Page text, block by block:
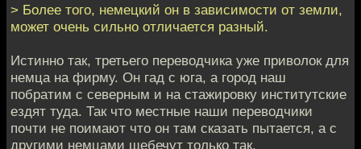
> Более того, немецкий он в зависимости от земли,
может очень сильно отличается разный.
Истинно так, третьего переводчика уже приволок для
немца на фирму. Он гад с юга, а город наш
побратим с северным и на стажировку институтские
ездят туда. Так что местные наши переводчики
почти не поимают что он там сказать пытается, а с
другими немцами щебечут только так.